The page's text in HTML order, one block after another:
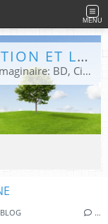
MENU
SITE SUR LA SCIENCE-FICTION ET LE FANTASTIQUE
Site sur toute la culture des genres de l'imaginaire: BD, Cinéma, Livre, Jeux, Théâtre. Présent dans les principaux festivals de film fantastique e de science-fiction, salons et conventions.
…